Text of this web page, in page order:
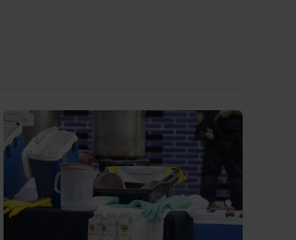
NAVO. Ook worden afspraken
gemaakt over intensievere
defensiesamenwerking.